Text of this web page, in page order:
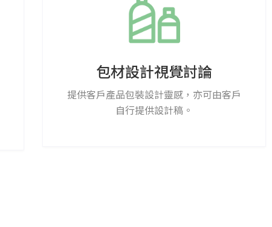
包材設計視覺討論​
提供客戶產品包裝設計靈感，亦可由客戶
自行提供設計稿。